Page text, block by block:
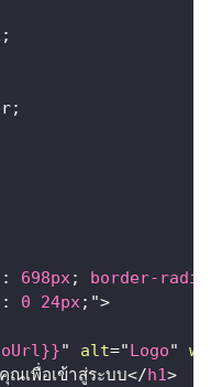
;
;
: 698px;
border-
: 0 24px; ">
" alt="Logo"
ณเพื่อเข้าสู่ระบบ</h1>